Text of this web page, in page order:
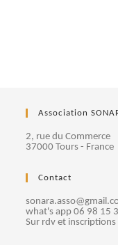
Association
2, rue du Commerce
37000 Tours - France
Contact
what's app 06 98 15
Sur rdv et inscriptions